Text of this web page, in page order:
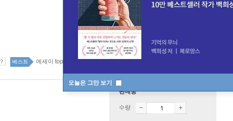
오늘은 그만 보기
베스트 에세이 top100 1주
판매중
수량